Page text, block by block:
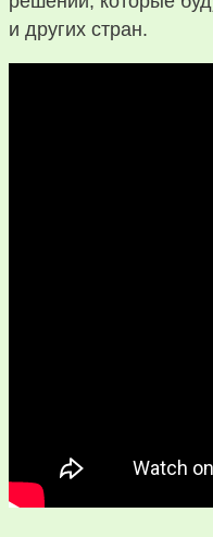
и других стран.